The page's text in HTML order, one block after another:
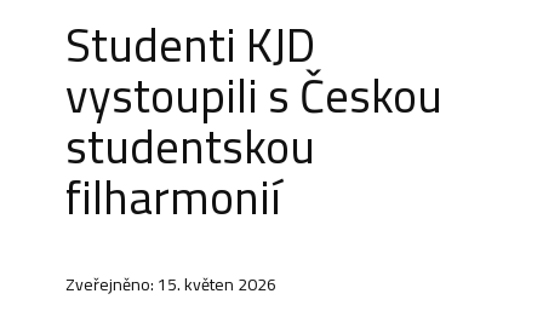
Studenti KJD
vystoupili s Českou
studentskou
filharmonií
Zveřejněno: 15. květen 2026